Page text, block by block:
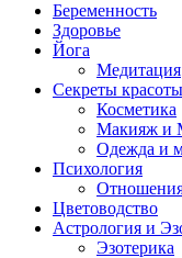
Беременность
Здоровье
Йога
Медитация
Секреты красоты
Косметика
Макияж и
Одежда и
Психология
Цветоводство
Астрология и
Эзотерика